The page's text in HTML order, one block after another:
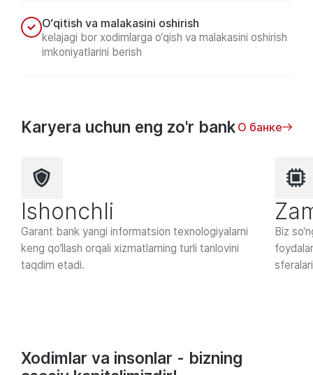
O‘qitish va malakasini oshirish
kelajagi bor xodimlarga o‘qish va malakasini oshirish
imkoniyatlarini berish
Karyera uchun eng zo'r bank О банке
Ishonchli
Garant bank yangi informatsion texnologiyalarni
keng qo‘llash orqali xizmatlarning turli tanlovini
taqdim etadi.
Biz
Xodimlar va insonlar - bizning